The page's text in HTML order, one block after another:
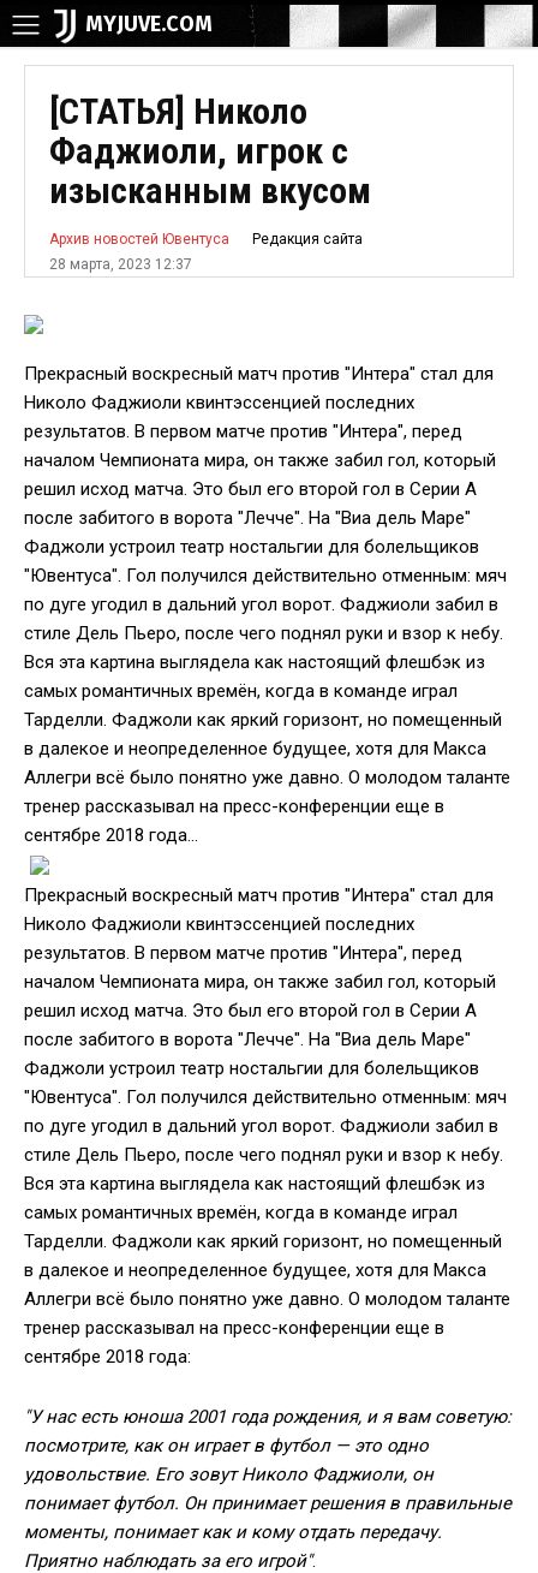
MYJUVE.COM
[СТАТЬЯ] Николо
Фаджиоли, игрок с
изысканным вкусом
Архив новостей Ювентуса
Редакция сайта
28 марта, 2023 12:37
Прекрасный воскресный матч против "Интера" стал для
Николо Фаджиоли квинтэссенцией последних
результатов. В первом матче против "Интера", перед
началом Чемпионата мира, он также забил гол, который
решил исход матча. Это был его второй гол в Серии А
после забитого в ворота "Лечче". На "Виа дель Маре"
Фаджоли устроил театр ностальгии для болельщиков
"Ювентуса". Гол получился действительно отменным: мяч
по дуге угодил в дальний угол ворот. Фаджиоли забил в
стиле Дель Пьеро, после чего поднял руки и взор к небу.
Вся эта картина выглядела как настоящий флешбэк из
самых романтичных времён, когда в команде играл
Тарделли. Фаджоли как яркий горизонт, но помещенный
в далекое и неопределенное будущее, хотя для Макса
Аллегри всё было понятно уже давно. О молодом таланте
тренер рассказывал на пресс-конференции еще в
сентябре 2018 года…
Прекрасный воскресный матч против "Интера" стал для
Николо Фаджиоли квинтэссенцией последних
результатов. В первом матче против "Интера", перед
началом Чемпионата мира, он также забил гол, который
решил исход матча. Это был его второй гол в Серии А
после забитого в ворота "Лечче". На "Виа дель Маре"
Фаджоли устроил театр ностальгии для болельщиков
"Ювентуса". Гол получился действительно отменным: мяч
по дуге угодил в дальний угол ворот. Фаджиоли забил в
стиле Дель Пьеро, после чего поднял руки и взор к небу.
Вся эта картина выглядела как настоящий флешбэк из
самых романтичных времён, когда в команде играл
Тарделли. Фаджоли как яркий горизонт, но помещенный
в далекое и неопределенное будущее, хотя для Макса
Аллегри всё было понятно уже давно. О молодом таланте
тренер рассказывал на пресс-конференции еще в
сентябре 2018 года:
"У нас есть юноша 2001 года рождения, и я вам советую:
посмотрите, как он играет в футбол — это одно
удовольствие. Его зовут Николо Фаджиоли, он
понимает футбол. Он принимает решения в правильные
моменты, понимает как и кому отдать передачу.
Приятно наблюдать за его игрой".